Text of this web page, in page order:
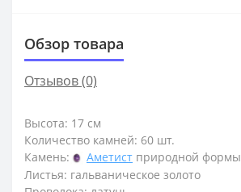
Обзор товара
Отзывов (0)
Высота: 17 см
Количество камней: 60 шт.
Камень:
Аметист природной формы
Листья: гальваническое золото